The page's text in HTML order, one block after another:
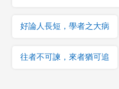
好論人長短，學者之大病
往者不可諫，來者猶可追